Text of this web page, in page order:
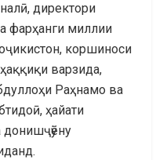
директори
фарҳанги миллии
коршиноси
варзида,
Раҳнамо ва
ҳайати
донишҷӯёну